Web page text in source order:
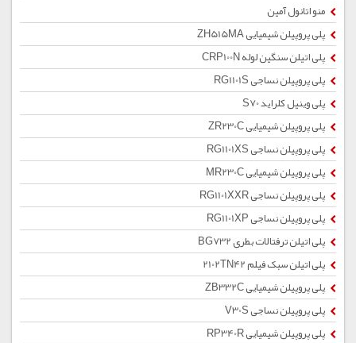
منو اتانول آمین
پلی پروپیلن شیمیایی ZH515MA
پلی اتیلن سنگین لوله CRP100N
پلی پروپیلن نساجی RG1101S
پلی وینیل کلراید S70
پلی پروپیلن شیمیایی ZR230C
پلی پروپیلن نساجی RG1101XS
پلی پروپیلن شیمیایی MR230C
پلی پروپیلن نساجی RG1101XXR
پلی پروپیلن نساجی RG1101XP
پلی اتیلن ترفتالات بطری BG732
پلی اتیلن سبک فیلم 2102TN42
پلی پروپیلن شیمیایی ZB332C
پلی پروپیلن نساجی V30S
پلی پروپیلن شیمیایی RP340R